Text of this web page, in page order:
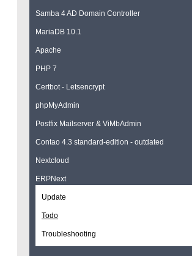
Samba 4 AD Domain Controller
MariaDB 10.1
Apache
PHP 7
Certbot - Letsencrypt
phpMyAdmin
Postfix Mailserver & ViMbAdmin
Contao 4.3 standard-edition - outdated
Nextcloud
ERPNext
Update
Todo
Troubleshooting